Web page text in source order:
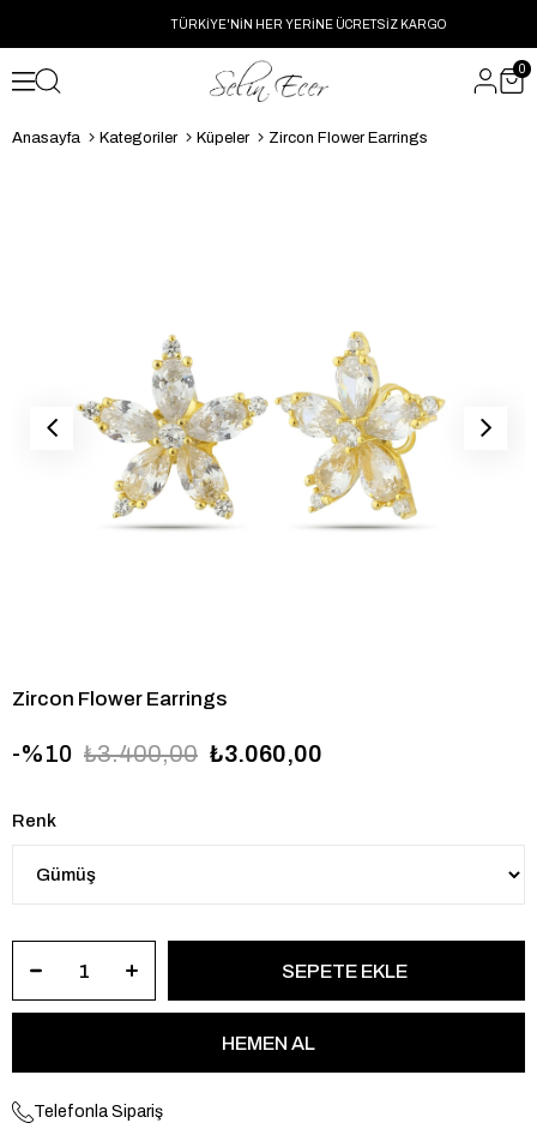
TÜRKİYE'NİN HER YERİNE ÜCRETSİZ KARGO
0
Anasayfa Kategoriler Küpeler Zircon Flower Earrings
Zircon Flower Earrings
10 ₺3.400,00 ₺3.060,00
Renk
Telefonla Sipariş